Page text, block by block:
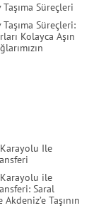
Süreçleri
Süreçleri:
Kolayca Aşın
Ile
ile
Saral
Taşının